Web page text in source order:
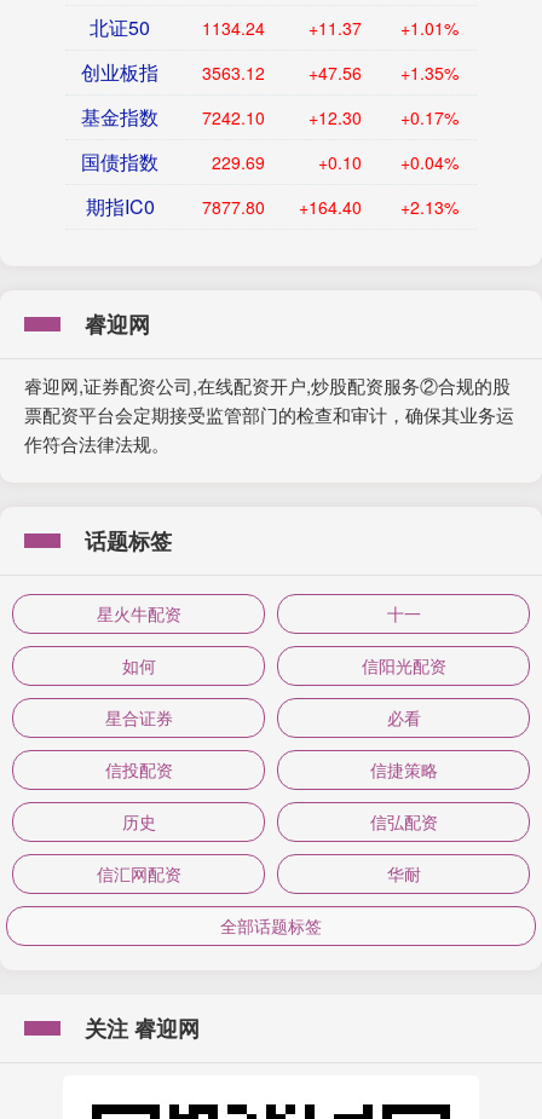
北证50 1134.24 +11.37 +1.01%
创业板指 3563.12 +47.56 +1.35%
基金指数 7242.10 +12.30 +0.17%
国债指数 229.69 +0.10 +0.04%
期指IC0 7877.80 +164.40 +2.13%
睿迎网
睿迎网,证券配资公司,在线配资开户,炒股配资服务②合规的股
票配资平台会定期接受监管部门的检查和审计，确保其业务运
作符合法律法规。
话题标签
星火牛配资 十一
如何 信阳光配资
星合证券 必看
信投配资 信捷策略
历史 信弘配资
信汇网配资 华耐
全部话题标签
关注 睿迎网